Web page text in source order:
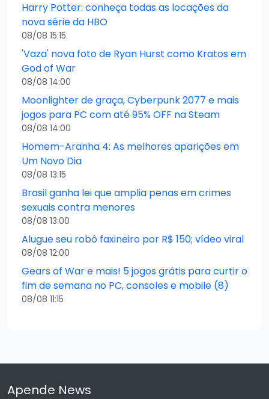
Harry Potter: conheça todas as locações da
nova série da HBO
08/08 15:15
'Vaza' nova foto de Ryan Hurst como Kratos em
God of War
08/08 14:00
Moonlighter de graça, Cyberpunk 2077 e mais
jogos para PC com até 95% OFF na Steam
08/08 14:00
Homem-Aranha 4: As melhores aparições em
Um Novo Dia
08/08 13:15
Brasil ganha lei que amplia penas em crimes
sexuais contra menores
08/08 13:00
Alugue seu robô faxineiro por R$ 150; vídeo viral
08/08 12:00
Gears of War e mais! 5 jogos grátis para curtir o
fim de semana no PC, consoles e mobile (8)
08/08 11:15
Apende News